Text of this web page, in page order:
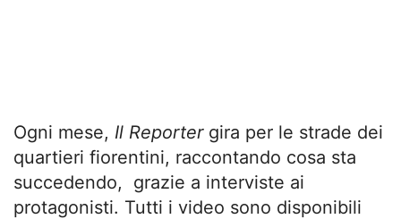
Ogni mese, Il Reporter gira per le strade dei
quartieri fiorentini, raccontando cosa sta
succedendo, grazie a interviste ai
protagonisti. Tutti i video sono disponibili